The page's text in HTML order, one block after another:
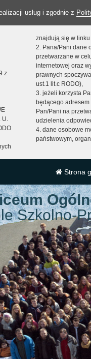
usług i zgodnie z
z
U.
znajdują się w linku
2. Pana/Pani dane
przetwarzane w
internetowej oraz
prawnych
ust.1 lit.c RODO),
3. jeżeli korzysta
będącego
Pan/Pani na
udzielenia
4. dane osobowe
państwowym,
Strona
Szkolno-